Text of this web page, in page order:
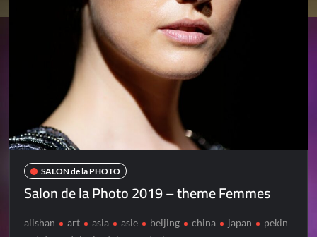
SALON de la PHOTO
Salon de la Photo 2019 – theme Femmes
alishan art asia asie beijing china japan
pekin